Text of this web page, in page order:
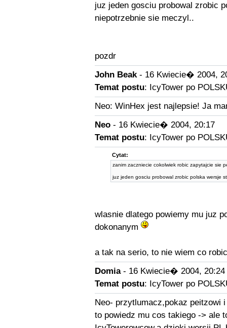
juz jeden gosciu probowal zrobic
niepotrzebnie sie meczyl..
pozdr
John Beak- 16 Kwiecie� 2004,
Temat postu: IcyTower po
Neo: WinHex jest najlepsie! Ja
Neo- 16 Kwiecie� 2004, 20:17
Temat postu: IcyTower po
Cytat:
zanim zaczniecie cokolwiek robic zapytajcie sie
juz jeden gosciu probowal zrobic polska wersje
wlasnie dlatego powiemy mu juz
dokonanym
a tak na serio, to nie wiem co
Domia- 16 Kwiecie� 2004, 20:24
Temat postu: IcyTower po
Neo- przytlumacz,pokaz peitzowi
to powiedz mu cos takiego -> ale